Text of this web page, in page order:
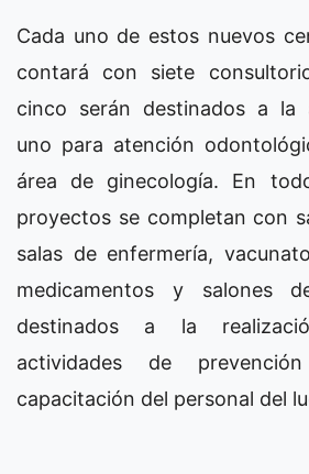
Cada uno de estos nuevos
contará con siete
cinco serán destinados a la
uno para atención
área de ginecología. En
proyectos se completan con
salas de enfermería,
medicamentos y salones
destinados a la
actividades de
capacitación del personal del